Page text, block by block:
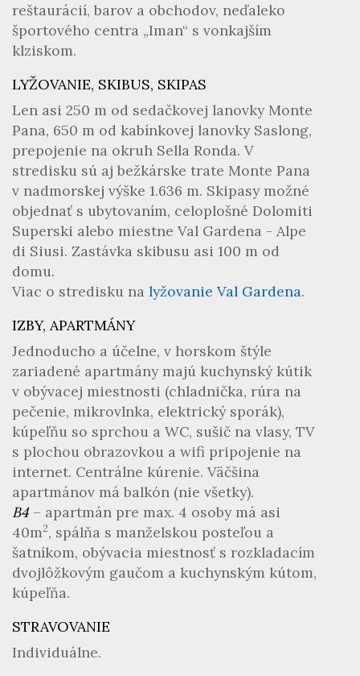
reštaurácií, barov a obchodov, neďaleko
športového centra „Iman“ s vonkajším
klziskom.
LYŽOVANIE, SKIBUS, SKIPAS
Len asi 250 m od sedačkovej lanovky Monte
Pana, 650 m od kabínkovej lanovky Saslong,
prepojenie na okruh Sella Ronda. V
stredisku sú aj bežkárske trate Monte Pana
v nadmorskej výške 1.636 m. Skipasy možné
objednať s ubytovaním, celoplošné Dolomiti
Superski alebo miestne Val Gardena - Alpe
di Siusi. Zastávka skibusu asi 100 m od
domu.
Viac o stredisku na lyžovanie Val Gardena.
IZBY, APARTMÁNY
Jednoducho a účelne, v horskom štýle
zariadené apartmány majú kuchynský kútik
v obývacej miestnosti (chladnička, rúra na
pečenie, mikrovlnka, elektrický sporák),
kúpeľňu so sprchou a WC, sušič na vlasy, TV
s plochou obrazovkou a wifi pripojenie na
internet. Centrálne kúrenie. Väčšina
apartmánov má balkón (nie všetky).
B4– apartmán pre max. 4 osoby má asi
40m2, spálňa s manželskou posteľou a
šatníkom, obývacia miestnosť s rozkladacím
dvojlôžkovým gaučom a kuchynským kútom,
kúpeľňa.
STRAVOVANIE
Individuálne.